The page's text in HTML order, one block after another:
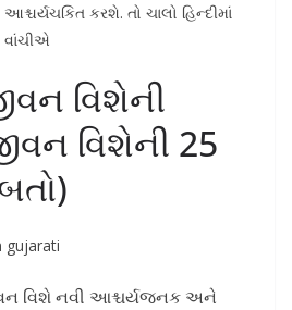
કરશે. તો ચાલો હિન્દીમાં
વાંચીએ
વિશેની
વિશેની 25
gujarati
વિશે નવી આશ્ચર્યજનક અને